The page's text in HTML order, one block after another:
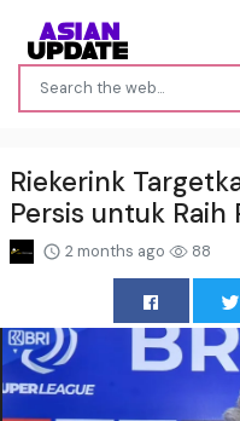
Riekerink
Persis untuk Raih
2 months ago 88